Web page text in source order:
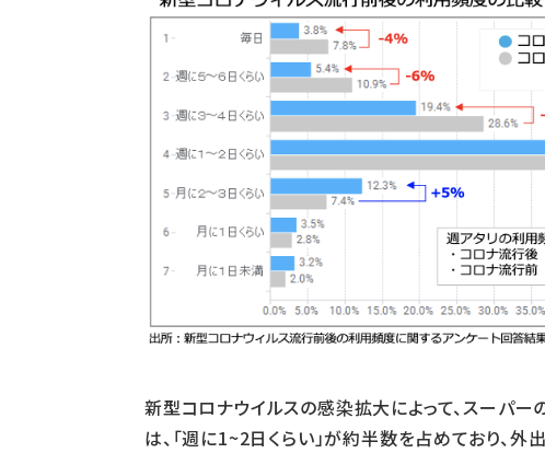
新型コロナウイルスの感染拡大によって、スーパ
は、「週に1~2日くらい」が約半数を占めており、